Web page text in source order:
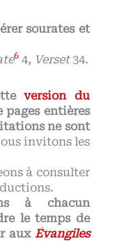
sourates et
6 4, Verset34.
version du
entières
ne sont
invitons les
à consulter
à chacun
le temps de
aux Évangiles